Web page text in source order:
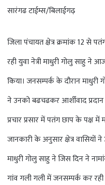
सारंगढ टाईम्स/बिलाईगढ़
जिला पंचायत क्षेत्र क्रमांक 12 से
रही युवा नेत्री माधुरी गोलु साहु ने
किया। जनसम्पर्क के दौरान
ने उनको बढचढकर आर्शीवाद
प्रचार प्रसार में पतंग छाप के पक्ष में
जानकारी के अनुसार क्षेत्र वासियों
माधुरी गोलु साहु ने जिस दिन ने
गांव गली गली में जनसम्पर्क कर रही